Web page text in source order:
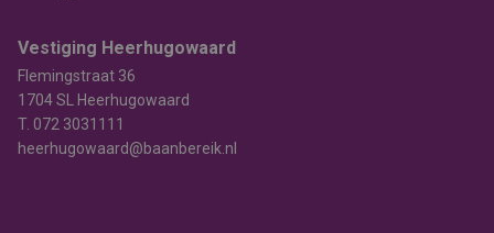
Vestiging Heerhugowaard
Flemingstraat 36
1704 SL Heerhugowaard
T. 072 3031111
heerhugowaard@baanbereik.nl